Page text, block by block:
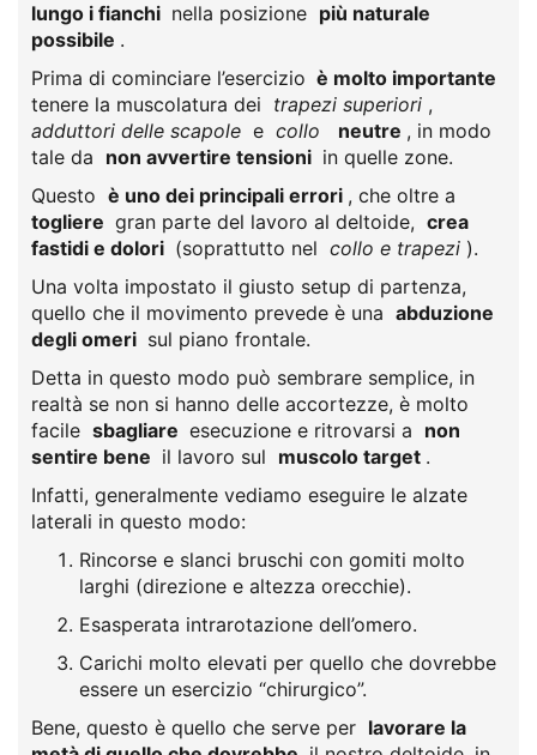
lungo i fianchi nella posizione più naturale
possibile .
Prima di cominciare l’esercizio è molto importante
tenere la muscolatura dei trapezi superiori ,
adduttori delle scapole e collo neutre , in modo
tale da non avvertire tensioni in quelle zone.
Questo è uno dei principali errori , che oltre a
togliere gran parte del lavoro al deltoide, crea
fastidi e dolori (soprattutto nel collo e trapezi ).
Una volta impostato il giusto setup di partenza,
quello che il movimento prevede è una abduzione
degli omeri sul piano frontale.
Detta in questo modo può sembrare semplice, in
realtà se non si hanno delle accortezze, è molto
facile sbagliare esecuzione e ritrovarsi a non
sentire bene il lavoro sul muscolo target .
Infatti, generalmente vediamo eseguire le alzate
laterali in questo modo:
Rincorse e slanci bruschi con gomiti molto
larghi (direzione e altezza orecchie).
Esasperata intrarotazione dell’omero.
Carichi molto elevati per quello che dovrebbe
essere un esercizio “chirurgico”.
Bene, questo è quello che serve per lavorare la